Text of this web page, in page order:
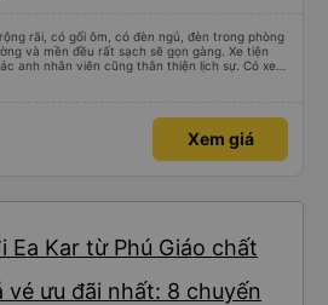
rãi, có gối ôm, có đèn ngủ, đèn trong phòng
và mền đều rất sạch sẽ gọn gàng. Xe tiện
anh nhân viên cũng thân thiện lịch sự. Có xe
phố tuy hoà rất tiện. Giá vé hợp lý. Nói
Xem giá
Ea Kar từ Phú Giáo chất
vé ưu đãi nhất: 8 chuyến